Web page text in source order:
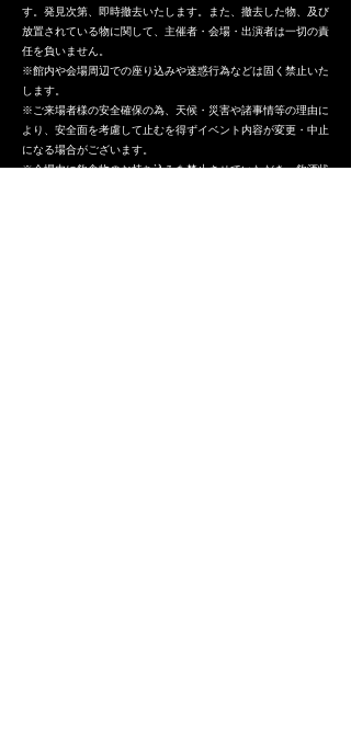
す。発見次第、即時撤去いたします。また、撤去した物、及び
放置されている物に関して、主催者・会場・出演者は一切の責
任を負いません。
※館内や会場周辺での座り込みや迷惑行為などは固く禁止いた
します。
※ご来場者様の安全確保の為、天候・災害や諸事情等の理由に
より、安全面を考慮して止むを得ずイベント内容が変更・中止
になる場合がございます。
※会場内に飲食物のお持ち込みを禁止させていただき、飲酒状